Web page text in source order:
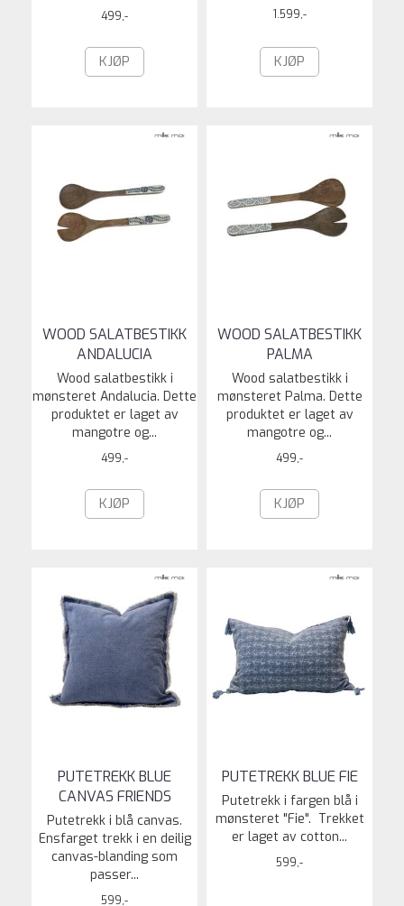
499,-
KJØP
1.599,-
KJØP
WOOD SALATBESTIKK
ANDALUCIA
Wood salatbestikk i
mønsteret Andalucia. Dette
produktet er laget av
mangotre og...
499,-
KJØP
WOOD SALATBESTIKK
PALMA
Wood salatbestikk i
mønsteret Palma. Dette
produktet er laget av
mangotre og...
499,-
KJØP
PUTETREKK BLUE
CANVAS FRIENDS
Putetrekk i blå canvas.
Ensfarget trekk i en deilig
canvas-blanding som
passer...
599,-
PUTETREKK BLUE FIE
Putetrekk i fargen blå i
mønsteret "Fie". Trekket
er laget av cotton...
599,-